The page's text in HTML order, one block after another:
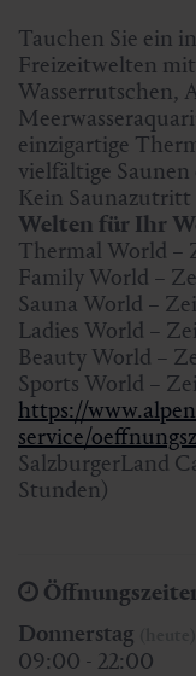
Tauchen Sie ein
Freizeitwelten
Wasserrutschen,
einzigartige
vielfältige
Kein Saunazutritt
Welten für Ihr
Thermal World –
Family World –
Sauna World –
Ladies World –
Beauty World –
Sports World –
https://
service/
SalzburgerLand
Stunden)
Donnerstag
09:00 - 22:00